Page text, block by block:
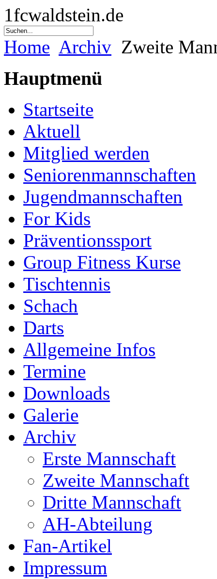
1fcwaldstein.de
Home Archiv Zweite
Hauptmenü
Startseite
Aktuell
Mitglied werden
Seniorenmannschaften
Jugendmannschaften
For Kids
Präventionssport
Group Fitness Kurse
Tischtennis
Schach
Darts
Allgemeine Infos
Termine
Downloads
Galerie
Archiv
Erste Mannschaft
Zweite Mannschaft
Dritte Mannschaft
AH-Abteilung
Fan-Artikel
Impressum